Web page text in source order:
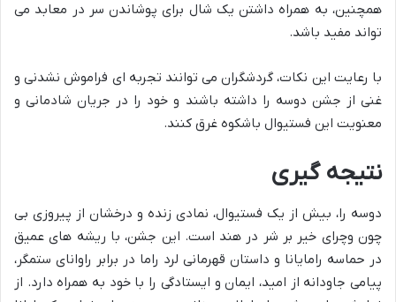
همچنین، به همراه داشتن یک شال برای پوشاندن سر در معابد می
تواند مفید باشد.
با رعایت این نکات، گردشگران می توانند تجربه ای فراموش نشدنی و
غنی از جشن دوسه را داشته باشند و خود را در جریان شادمانی و
معنویت این فستیوال باشکوه غرق کنند.
نتیجه گیری
دوسه را، بیش از یک فستیوال، نمادی زنده و درخشان از پیروزی بی
چون وچرای خیر بر شر در هند است. این جشن، با ریشه های عمیق
در حماسه رامایانا و داستان قهرمانی لرد راما در برابر راوانای ستمگر،
پیامی جاودانه از امید، ایمان و ایستادگی را با خود به همراه دارد. از